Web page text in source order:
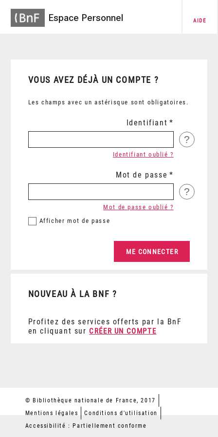
Espace Personnel AIDE
VOUS AVEZ DÉJÀ UN COMPTE ?
Les champs avec un astérisque sont obligatoires.
Identifiant
?
Identifiant oublié ?
Mot de passe
?
Afficher mot de passe
Mot de passe oublié ?
NOUVEAU À LA BNF ?
Profitez des services offerts par la BnF
en cliquant sur CRÉER UN COMPTE
© Bibliothèque nationale de France, 2017
Mentions légales
Conditions d'utilisation
Accessibilité : Partiellement conforme